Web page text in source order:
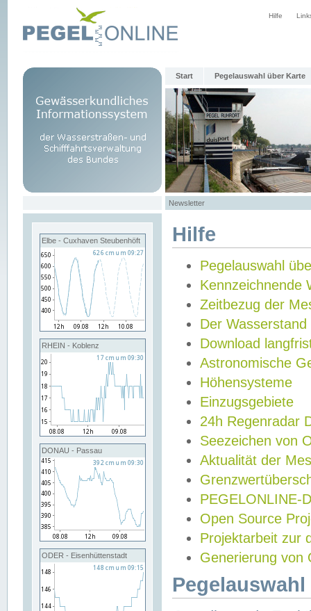
Hilfe
Start Pegelauswahl über Karte
Newsletter
Elbe - Cuxhaven Steubenhöft
RHEIN - Koblenz
DONAU - Passau
ODER - Eisenhüttenstadt
Hilfe
Pegelauswahl
Kennzeichnende
Zeitbezug der
Der Wasserstand
Download
Astronomische
Höhensysteme
Einzugsgebiete
24h Regenradar
Seezeichen von
Aktualität der
PEGELONLINE-
Open Source
Projektarbeit zur
Generierung von